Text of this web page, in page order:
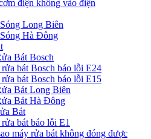
điện không vào điện
Long Biên
Hà Đông
Bát Bosch
bát Bosch báo lỗi E24
bát Bosch báo lỗi E15
Bát Long Biên
Bát Hà Đông
Bát
bát báo lỗi E1
máy rửa bát không đóng được